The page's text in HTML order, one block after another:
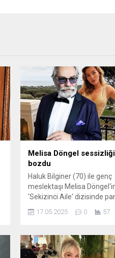
Melisa Döngel
bozdu
Haluk Bilginer (70) ile genç
meslektaşı Melisa
'Sekizinci Aile' dizisinde
Döngel, Bilginer ile
verdi.
17.05.2025 0 57